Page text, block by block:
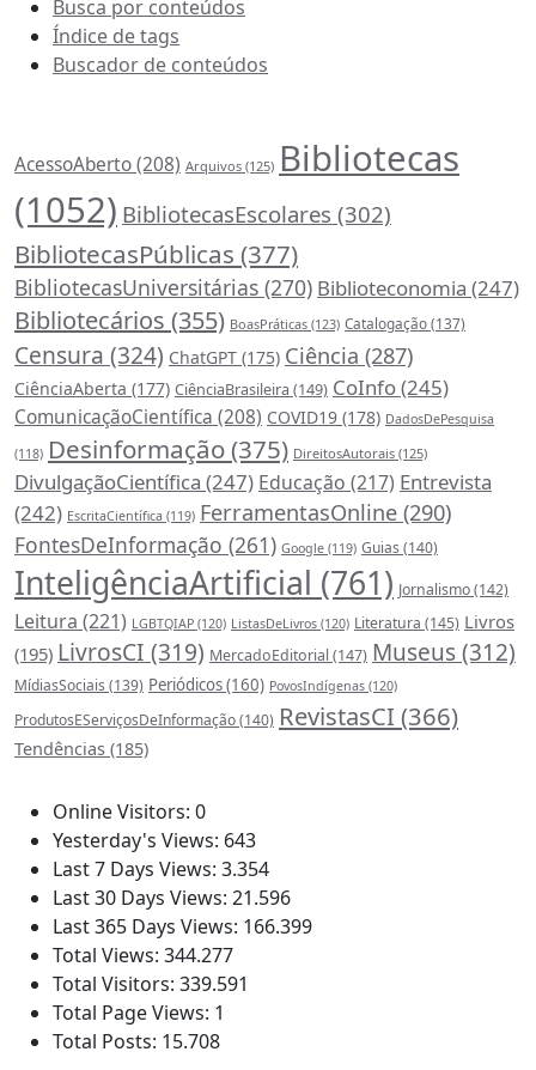
Busca por conteúdos
Índice de tags
Buscador de conteúdos
AcessoAberto(208) Arquivos (125) Bibliotecas
(1052) BibliotecasEscolares (302)
BibliotecasPúblicas (377)
BibliotecasUniversitárias (270) Biblioteconomia (247)
Bibliotecários (355) BoasPráticas (123) Catalogação(137)
Censura (324) ChatGPT (175) Ciência (287)
CiênciaAberta (177) CiênciaBrasileira (149) CoInfo(245)
ComunicaçãoCientífica (208) COVID19 (178) DadosDePesquisa
(118) Desinformação (375) DireitosAutorais (125)
DivulgaçãoCientífica (247) Educação (217) Entrevista
(242) EscritaCientífica (119) FerramentasOnline (290)
FontesDeInformação (261) Google (119) Guias (140)
InteligênciaArtificial (761) Jornalismo(142)
Leitura (221) LGBTQIAP (120) ListasDeLivros (120) Literatura (145) Livros
(195) LivrosCI (319) MercadoEditorial(147) Museus(312)
MídiasSociais (139) Periódicos(160) PovosIndígenas (120)
ProdutosEServiçosDeInformação(140) RevistasCI (366)
Tendências (185)
Online Visitors: 0
Yesterday's Views: 643
Last 7 Days Views: 3.354
Last 30 Days Views: 21.596
Last 365 Days Views: 166.399
Total Views: 344.277
Total Visitors: 339.591
Total Page Views: 1
Total Posts: 15.708